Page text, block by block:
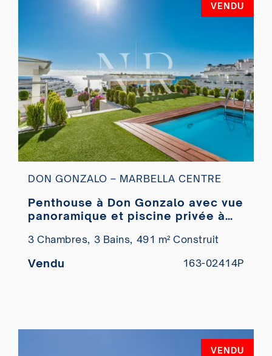
VENDU
DON GONZALO – MARBELLA CENTRE
Penthouse à Don Gonzalo avec vue
panoramique et piscine privée à
3 Chambres, 3 Bains, 491 m² Construit
Vendu 163-02414P
VENDU